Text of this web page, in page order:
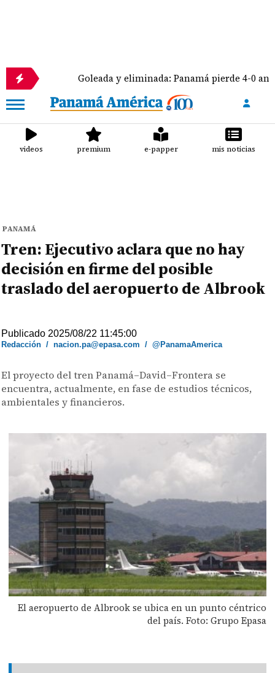
Goleada y eliminada: Panamá pierde 4-0 ante México
videos premium e-papper mis noticias
PANAMÁ
Tren: Ejecutivo aclara que no hay
decisión en firme del posible
traslado del aeropuerto de Albrook
Publicado 2025/08/22 11:45:00
Redacción /nacion.pa@epasa.com /@PanamaAmerica
El proyecto del tren Panamá–David–Frontera se
encuentra, actualmente, en fase de estudios técnicos,
ambientales y financieros.
El aeropuerto de Albrook se ubica en un punto céntrico
del país. Foto: Grupo Epasa